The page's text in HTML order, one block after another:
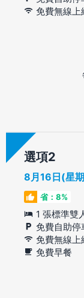
免費無線上
選項
8月16日(星
省：8%
1 張標準雙
免費自助停
免費無線上
免費早餐